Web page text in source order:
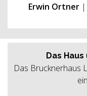
Erwin Ortner
Das
Das Brucknerhaus